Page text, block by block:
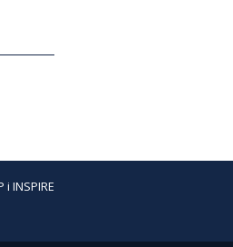
INSPIRE